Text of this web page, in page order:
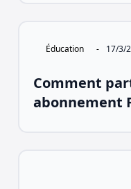
Éducation - 17/3/
Comment
abonnement